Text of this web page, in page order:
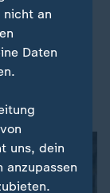
wollen sie
ist am
nicht an
Daten
uns, dein
anzupassen